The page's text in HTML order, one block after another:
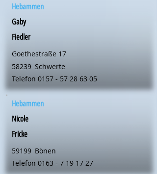
Hebammen
Gaby
Fiedler
Goethestraße 17
58239 Schwerte
Telefon 0157 - 57 28 63 05
Hebammen
Nicole
Fricke
59199 Bönen
Telefon 0163 - 7 19 17 27